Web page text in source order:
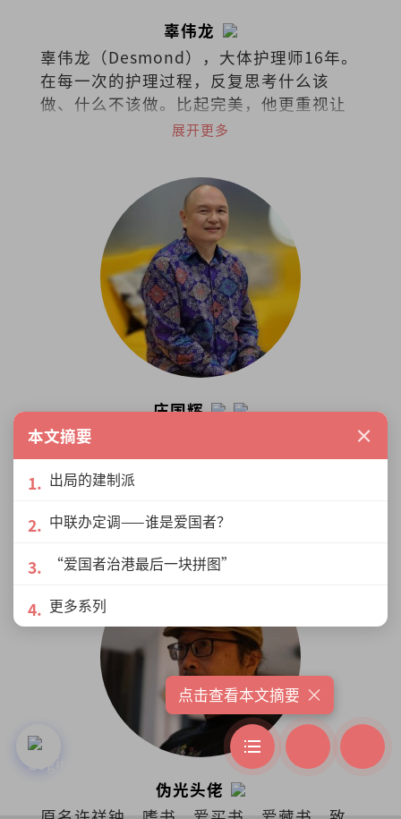
辜伟龙
辜伟龙（Desmond），大体护理师16年。
在每一次的护理过程，反复思考什么该
做、什么不该做。比起完美，他更重视让
逝者保有最熟悉的模样，在克制与取舍之
展开更多
庄国辉
“理财钱庄”创办人，现为信贷咨询与债
务管理机构财务导师。拥有30年国内外行
销、管理、个人理财经验。在过去15年主
台、报纸杂志、网络和线上访问。身兼首
席财务讲师、大学专业顾问。
伪光头佬
本文摘要 ×
出局的建制派
中联办定调——谁是爱国者？
“爱国者治港最后一块拼图”
更多系列
点击查看本文摘要 ×